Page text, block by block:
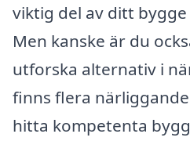
viktig del av ditt
Men kanske är du
utforska alternativ i
finns flera
hitta kompetenta